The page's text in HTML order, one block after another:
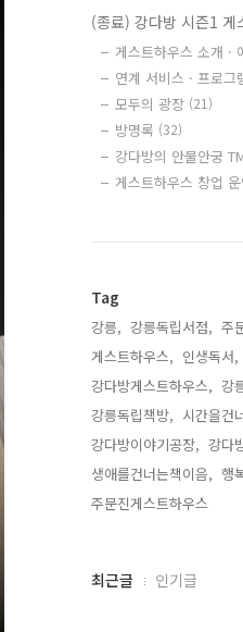
(종료) 강다방 시즌1 게
게스트하우스 소개 ·
연계 서비스 · 프로그
모두의 광장 (21)
방명록 (32)
강다방의 안물안궁
게스트하우스 창업
Tag
강릉, 강릉독립서점, 주
게스트하우스, 인생독서,
강다방게스트하우스, 강
강릉독립책방, 시간을건
강다방이야기공장, 강다
생애를건너는책이음, 행
주문진게스트하우스,
최
최근글 인기글